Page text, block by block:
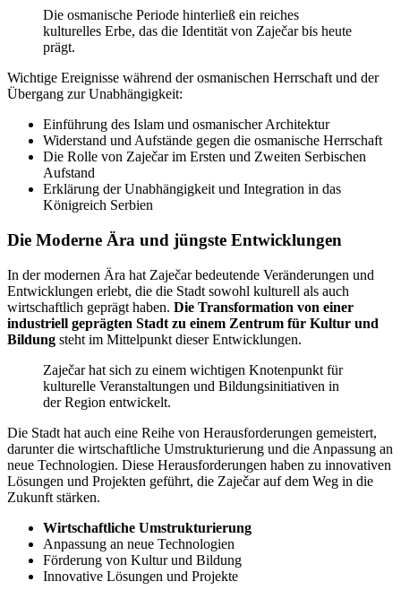
Die osmanische Periode hinterließ ein reiches
kulturelles Erbe, das die Identität von Zaječar bis heute
prägt.
Wichtige Ereignisse während der osmanischen Herrschaft und der
Übergang zur Unabhängigkeit:
Einführung des Islam und osmanischer Architektur
Widerstand und Aufstände gegen die osmanische Herrschaft
Die Rolle von Zaječar im Ersten und Zweiten Serbischen
Aufstand
Erklärung der Unabhängigkeit und Integration in das
Königreich Serbien
Die Moderne Ära und jüngste Entwicklungen
In der modernen Ära hat Zaječar bedeutende Veränderungen und
Entwicklungen erlebt, die die Stadt sowohl kulturell als auch
wirtschaftlich geprägt haben. Die Transformation von einer
industriell geprägten Stadt zu einem Zentrum für Kultur und
Bildung steht im Mittelpunkt dieser Entwicklungen.
Zaječar hat sich zu einem wichtigen Knotenpunkt für
kulturelle Veranstaltungen und Bildungsinitiativen in
der Region entwickelt.
Die Stadt hat auch eine Reihe von Herausforderungen gemeistert,
darunter die wirtschaftliche Umstrukturierung und die Anpassung an
neue Technologien. Diese Herausforderungen haben zu innovativen
Lösungen und Projekten geführt, die Zaječar auf dem Weg in die
Zukunft stärken.
Wirtschaftliche Umstrukturierung
Anpassung an neue Technologien
Förderung von Kultur und Bildung
Innovative Lösungen und Projekte